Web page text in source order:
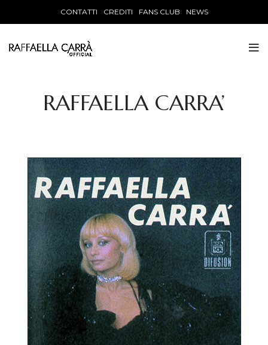
CONTATTI CREDITI FANS CLUB NEWS
RAFFAELLA CARRA’